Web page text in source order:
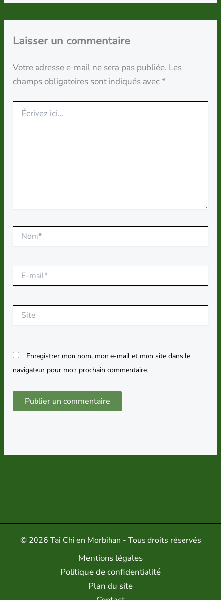
Laisser un commentaire
Votre adresse e-mail ne sera pas publiée. Les
champs obligatoires sont indiqués avec*
ici…
mail*
Enregistrer mon nom, mon e-mail et mon site dans le
navigateur pour mon prochain commentaire.
© 2026 Tai Chi en Morbihan - Tous droits réservés
Mentions légales
Politique de confidentialité
Plan du site